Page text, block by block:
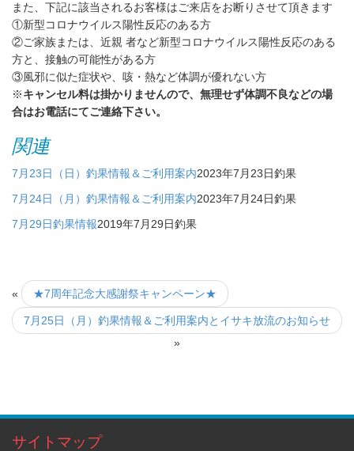
また、下記に該当されるお客様はご来店をお断りさせて頂きます
①新型コロナウイルス陽性反応のある方
②ご家族または、 近親 者など新型コロナウイルス陽性反応のある
方と、 接触の可能性がある方
③風邪に似た症状や、咳・熱など体調が優れない方
※キャンセル料は掛かりませんので、無理せず体調不良などの場
合はお電話にてご連絡下さい。
関連
7月23日（日）釣果情報＆ご利用案内2023年7月23日釣果
7月24日（月）釣果情報＆ご利用案内2023年7月24日釣果
7月29日釣果情報2019年7月29日釣果
« ★7周年記念大感謝祭キャンペーン★
7月25日（月）釣果情報＆ご利用案内とイサキ放流のお知らせ
»
サイトマップ